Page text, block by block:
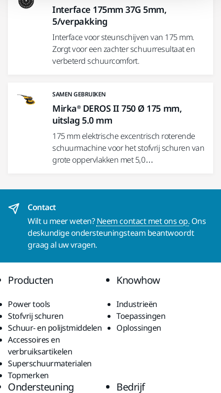
Interface 175mm 37G 5mm,
5/verpakking
Interface voor steunschijven van 175 mm.
Zorgt voor een zachter schuurresultaat en
verbeterd schuurcomfort.
SAMEN GEBRUIKEN
Mirka® DEROS II 750 Ø 175 mm,
uitslag 5.0 mm
175 mm elektrische excentrisch roterende
schuurmachine voor het stofvrij schuren van
grote oppervlakken met 5,0…
Contact
Wilt u meer weten?Neem contact met ons op. Ons
deskundige ondersteuningsteam beantwoordt
graag al uw vragen.
Producten
Power tools
Stofvrij schuren
Schuur- en polijstmiddelen
Accessoires en
verbruiksartikelen
Superschuurmaterialen
Topmerken
Knowhow
Industrieën
Toepassingen
Oplossingen
Ondersteuning Bedrijf